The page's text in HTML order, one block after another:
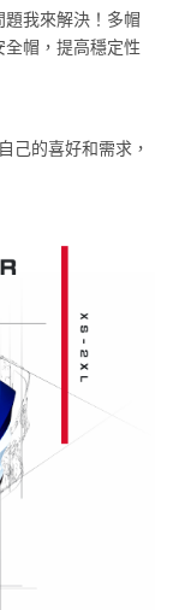
我來解決！多帽
帽，提高穩定性
己的喜好和需求，